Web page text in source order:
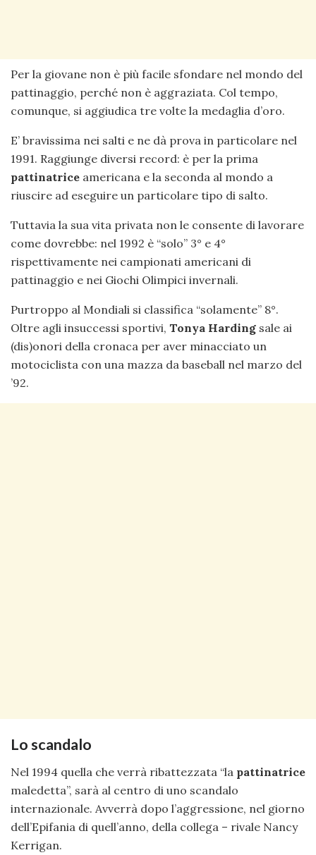
Per la giovane non è più facile sfondare nel mondo del
pattinaggio, perché non è aggraziata. Col tempo,
comunque, si aggiudica tre volte la medaglia d’oro.
E’ bravissima nei salti e ne dà prova in particolare nel
1991. Raggiunge diversi record: è per la prima
pattinatrice americana e la seconda al mondo a
riuscire ad eseguire un particolare tipo di salto.
Tuttavia la sua vita privata non le consente di lavorare
come dovrebbe: nel 1992 è “solo” 3° e 4°
rispettivamente nei campionati americani di
pattinaggio e nei Giochi Olimpici invernali.
Purtroppo al Mondiali si classifica “solamente” 8°.
Oltre agli insuccessi sportivi, Tonya Harding sale ai
(dis)onori della cronaca per aver minacciato un
motociclista con una mazza da baseball nel marzo del
’92.
Lo scandalo
Nel 1994 quella che verrà ribattezzata “la pattinatrice
maledetta”, sarà al centro di uno scandalo
internazionale. Avverrà dopo l’aggressione, nel giorno
dell’Epifania di quell’anno, della collega – rivale Nancy
Kerrigan.